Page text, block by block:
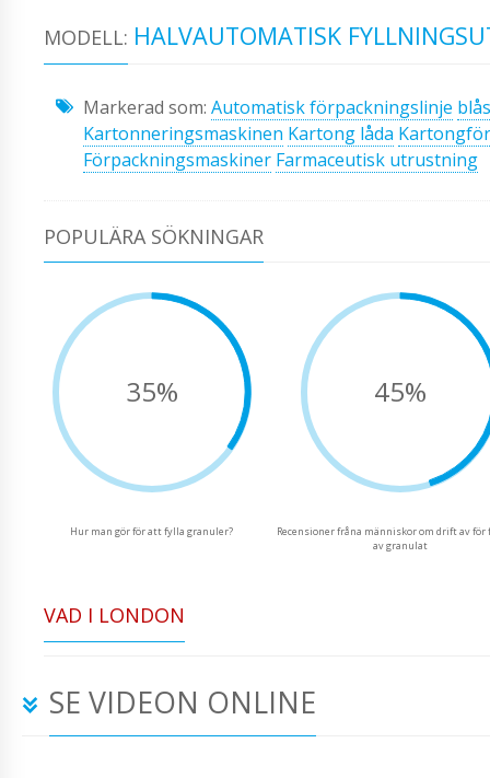
MODELL: HALVAUTOMATISK
Markerad som: Automatisk förpackningslinje
Kartonneringsmaskinen Kartong låda
Förpackningsmaskiner Farmaceutisk utrustning
POPULÄRA SÖKNINGAR
35%
Hur man gör för att fylla granuler?
45%
Recensioner fråna människor om drift av
av granulat
VAD I LONDON
SE VIDEON ONLINE